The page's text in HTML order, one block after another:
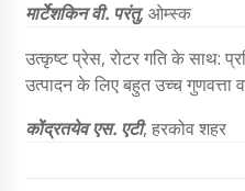
मार्टेशकिन वी. परंतु, ओम्स्क
उत्कृष्ट प्रेस, रोटर गति के साथ:
उत्पादन के लिए बहुत उच्च गुणवत्ता
कोंद्रतयेव एस. एटी, हरकोव शहर